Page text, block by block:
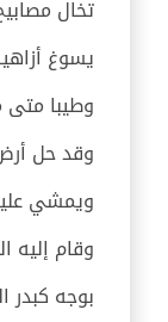
تخال
يسوغ
وطيبا متى
وقد حل
ويمشي
وقام إليه
بوجه كبدر